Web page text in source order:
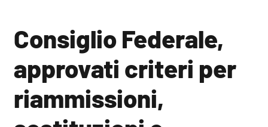
Consiglio Federale,
approvati criteri per
riammissioni,